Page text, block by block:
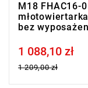
M18 FHAC16-
bez
Price tax included
1 088,10 zł
1 209,00 zł